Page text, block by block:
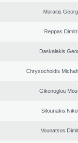
Moraitis
Reppas
Daskalakis
Chrysochoidis
Gikonoglou
Sifounakis
Vounatsos